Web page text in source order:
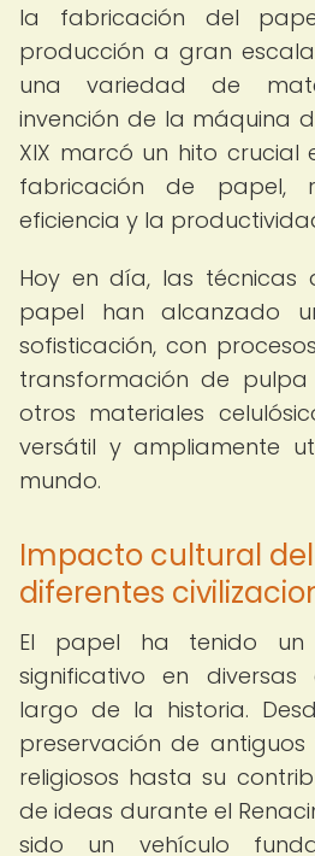
la fabricación del
producción a gran
una variedad de
invención de la máquina
XIX marcó un hito crucial
fabricación de papel,
eficiencia y la
Hoy en día, las técnicas
papel han alcanzado
sofisticación, con
transformación de
otros materiales
versátil y ampliamente
mundo.
Impacto cultural
diferentes
El papel ha tenido un
significativo en diversas
largo de la historia.
preservación de
religiosos hasta su
de ideas durante el
sido un vehículo